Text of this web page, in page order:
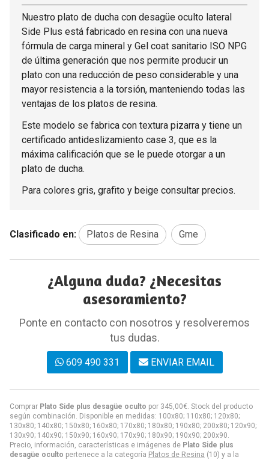
Comprar Plato Side plus desagüe oculto por 345,00€. Stock del producto
según combinación. Disponible en medidas: 100x80; 110x80; 120x80;
130x80; 140x80; 150x80; 160x80; 170x80; 180x80; 190x80; 200x80; 120x90;
130x90; 140x90; 150x90; 160x90; 170x90; 180x90; 190x90; 200x90.
Precio, información, características e imágenes de Plato Side plus
desagüe oculto pertenece a la categoría Platos de Resina (10) y a la
Nuestro plato de ducha con desagüe oculto lateral
Side Plus está fabricado en resina con una nueva
fórmula de carga mineral y Gel coat sanitario ISO NPG
de última generación que nos permite producir un
plato con una reducción de peso considerable y una
mayor resistencia a la torsión, manteniendo todas las
ventajas de los platos de resina.
Este modelo se fabrica con textura pizarra y tiene un
certificado antideslizamiento case 3, que es la
máxima calificación que se le puede otorgar a un
plato de ducha.
Para colores gris, grafito y beige consultar precios.
Clasificado en: Platos de Resina Gme
¿Alguna duda? ¿Necesitas
asesoramiento?
Ponte en contacto con nosotros y resolveremos
tus dudas.
609 490 331 ENVIAR EMAIL